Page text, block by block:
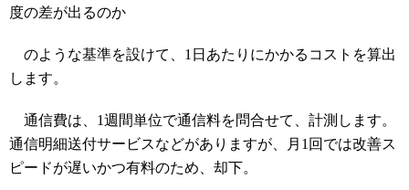
度の差が出るのか
のような基準を設けて、1日あたりにかかるコストを算出
します。
通信費は、1週間単位で通信料を問合せて、計測します。
通信明細送付サービスなどがありますが、月1回では改善ス
ピードが遅いかつ有料のため、却下。